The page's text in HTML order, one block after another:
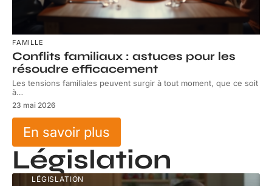
FAMILLE
Conflits familiaux : astuces pour les
résoudre efficacement
Les tensions familiales peuvent surgir à tout moment, que ce soit
à…
23 mai 2026
En savoir plus
Législation
LÉGISLATION